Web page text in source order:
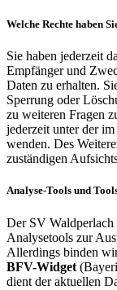
Welche Rechte haben
Sie haben jederzeit
Empfänger und
Daten zu erhalten.
Sperrung oder
zu weiteren Fragen
jederzeit unter der
wenden. Des
zuständigen
Analyse-Tools und
Der SV Waldperlach
Analysetools zur
Allerdings binden
BFV-Widget
dient der aktuellen